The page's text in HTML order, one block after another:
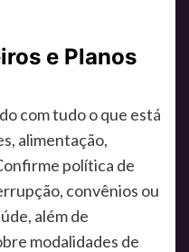
e Planos
com tudo o que está
alimentação,
política de
convênios ou
além de
modalidades de